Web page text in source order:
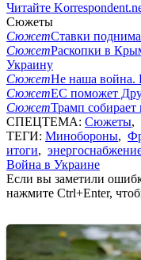
Читайте
Сюжеты
СюжетСтавки
СюжетРаскопки в
Украину
СюжетНе наша война.
СюжетЕС поможет
СюжетТрамп собирает
СПЕЦТЕМА: Сюжеты,
ТЕГИ: Минобороны,
итоги,
Война в Украине
Если вы заметили
нажмите Ctrl+Enter,